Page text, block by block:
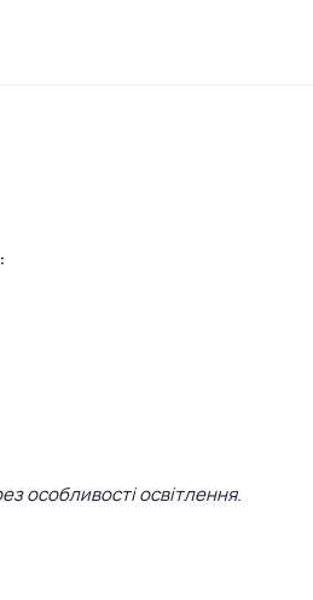
особливості освітлення.